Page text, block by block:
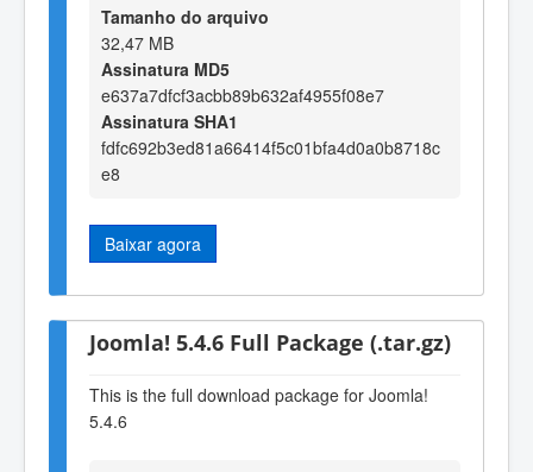
Tamanho do arquivo
32,47 MB
Assinatura MD5
e637a7dfcf3acbb89b632af4955f08e7
Assinatura SHA1
fdfc692b3ed81a66414f5c01bfa4d0a0b8718c
e8
Baixar agora
Joomla! 5.4.6 Full Package (.tar.gz)
This is the full download package for Joomla!
5.4.6